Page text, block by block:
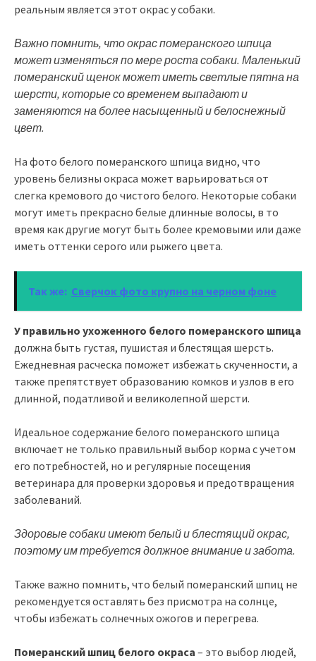
реальным является этот окрас у собаки.
Важно помнить, что окрас померанского шпица
может изменяться по мере роста собаки. Маленький
померанский щенок может иметь светлые пятна на
шерсти, которые со временем выпадают и
заменяются на более насыщенный и белоснежный
цвет.
На фото белого померанского шпица видно, что
уровень белизны окраса может варьироваться от
слегка кремового до чистого белого. Некоторые собаки
могут иметь прекрасно белые длинные волосы, в то
время как другие могут быть более кремовыми или даже
иметь оттенки серого или рыжего цвета.
Так же: Сверчок фото крупно на черном фоне
У правильно ухоженного белого померанского шпица
должна быть густая, пушистая и блестящая шерсть.
Ежедневная расческа поможет избежать скученности, а
также препятствует образованию комков и узлов в его
длинной, податливой и великолепной шерсти.
Идеальное содержание белого померанского шпица
включает не только правильный выбор корма с учетом
его потребностей, но и регулярные посещения
ветеринара для проверки здоровья и предотвращения
заболеваний.
Здоровые собаки имеют белый и блестящий окрас,
поэтому им требуется должное внимание и забота.
Также важно помнить, что белый померанский шпиц не
рекомендуется оставлять без присмотра на солнце,
чтобы избежать солнечных ожогов и перегрева.
Померанский шпиц белого окраса – это выбор людей,